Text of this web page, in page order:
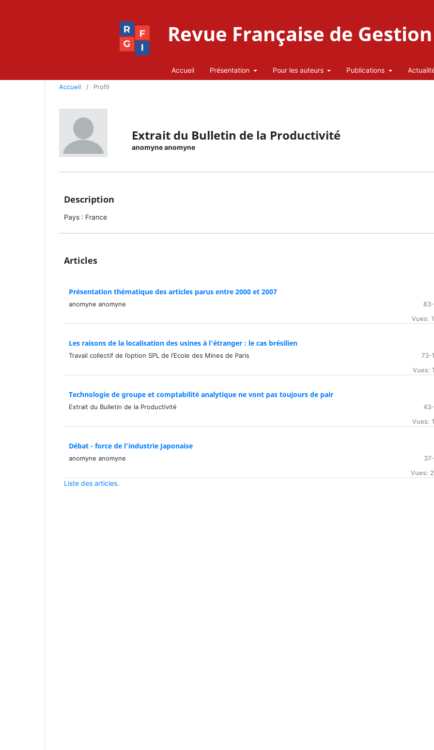
Revue Française de
Accueil Présentation Pour les auteurs Publications
Accueil / Profil
Extrait du Bulletin de la Productivité
anomyne anomyne
Description
Pays : France
Articles
Présentation thématique des articles parus entre 2000 et 2007
anomyne anomyne
Vues:
Les raisons de la localisation des usines à l'étranger : le cas brésilien
Travail collectif de l’option SPL de l’Ecole des Mines de Paris
73-
Vues:
Technologie de groupe et comptabilité analytique ne vont pas toujours de pair
Extrait du Bulletin de la Productivité
Vues:
Débat - force de l'industrie Japonaise
anomyne anomyne
Vues:
Liste des articles.